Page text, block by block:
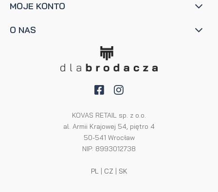
MOJE KONTO
O NAS
KOVAS RETAIL sp. z o.o.
al. Armii Krajowej 54, piętro 4
50-541 Wrocław
NIP: 8993012738
PL| CZ | SK